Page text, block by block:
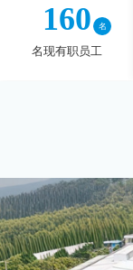
160
名现有职员工